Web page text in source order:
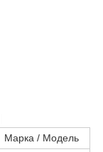
Марка / Модель